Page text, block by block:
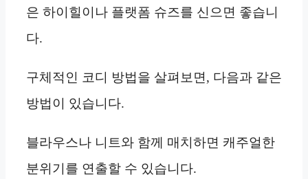
은 하이힐이나 플랫폼 슈즈를 신으면 좋습니
다.
구체적인 코디 방법을 살펴보면, 다음과 같은
방법이 있습니다.
블라우스나 니트와 함께 매치하면 캐주얼한
분위기를 연출할 수 있습니다.